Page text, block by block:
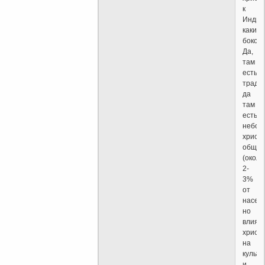
к
Индии
каким
Да,
там
есть
да
там
есть
(около
2-
3%
от
но
на